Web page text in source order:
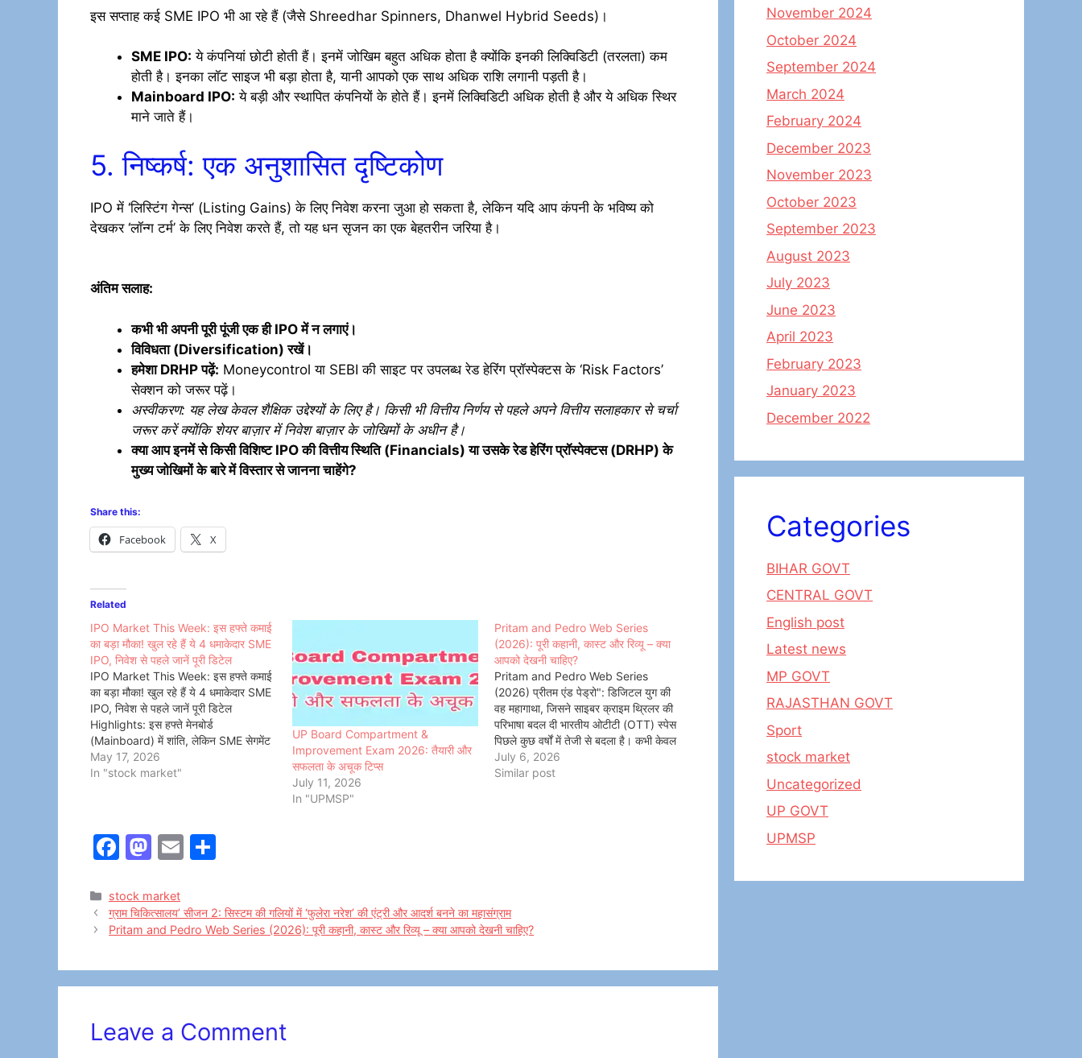
इस सप्ताह कई SME IPO भी आ रहे हैं (जैसे Shreedhar Spinners, Dhanwel Hybrid Seeds)।
SME IPO: ये कंपनियां छोटी होती हैं। इनमें जोखिम बहुत अधिक होता है क्योंकि इनकी लिक्विडिटी (तरलता) कम
होती है। इनका लॉट साइज भी बड़ा होता है, यानी आपको एक साथ अधिक राशि लगानी पड़ती है।
Mainboard IPO: ये बड़ी और स्थापित कंपनियों के होते हैं। इनमें लिक्विडिटी अधिक होती है और ये अधिक स्थिर
माने जाते हैं।
5. निष्कर्ष: एक अनुशासित दृष्टिकोण
IPO में ‘लिस्टिंग गेन्स’ (Listing Gains) के लिए निवेश करना जुआ हो सकता है, लेकिन यदि आप कंपनी के भविष्य को
देखकर ‘लॉन्ग टर्म’ के लिए निवेश करते हैं, तो यह धन सृजन का एक बेहतरीन जरिया है।
अंतिम सलाह:
कभी भी अपनी पूरी पूंजी एक ही IPO में न लगाएं।
विविधता (Diversification) रखें।
हमेशा DRHP पढ़ें: Moneycontrol या SEBI की साइट पर उपलब्ध रेड हेरिंग प्रॉस्पेक्टस के ‘Risk Factors’
सेक्शन को जरूर पढ़ें।
अस्वीकरण: यह लेख केवल शैक्षिक उद्देश्यों के लिए है। किसी भी वित्तीय निर्णय से पहले अपने वित्तीय सलाहकार से चर्चा
जरूर करें क्योंकि शेयर बाज़ार में निवेश बाज़ार के जोखिमों के अधीन है।
क्या आप इनमें से किसी विशिष्ट IPO की वित्तीय स्थिति (Financials) या उसके रेड हेरिंग प्रॉस्पेक्टस (DRHP) के
मुख्य जोखिमों के बारे में विस्तार से जानना चाहेंगे?
Share this:
Facebook X
Related
IPO Market This Week: इस हफ्ते कमाई
का बड़ा मौका! खुल रहे हैं ये 4 धमाकेदार SME
IPO, निवेश से पहले जानें पूरी डिटेल
IPO Market This Week: इस हफ्ते कमाई
का बड़ा मौका! खुल रहे हैं ये 4 धमाकेदार SME
IPO, निवेश से पहले जानें पूरी डिटेल
Highlights: इस हफ्ते मेनबोर्ड
(Mainboard) में शांति, लेकिन SME सेगमेंट
में भारी हलचल। NFP Sampoorna
Foods से लेकर Vegorama Punjabi
May 17, 2026
In "stock market"
UP Board Compartment &
Improvement Exam 2026: तैयारी और
सफलता के अचूक टिप्स
July 11, 2026
In "UPMSP"
Pritam and Pedro Web Series
(2026): पूरी कहानी, कास्ट और रिव्यू – क्या
आपको देखनी चाहिए?
Pritam and Pedro Web Series
(2026) प्रीतम एंड पेड्रो": डिजिटल युग की
वह महागाथा, जिसने साइबर क्राइम थ्रिलर की
परिभाषा बदल दी भारतीय ओटीटी (OTT) स्पेस
पिछले कुछ वर्षों में तेजी से बदला है। कभी केवल
'क्राइम-ड्रामे' के नाम पर डार्क और हिंसक शो
का बोलबाला था, तो कभी कॉमेडी…
July 6, 2026
Similar post
F
c
e
o
k
M
st
o
o
E
l
e
Categories
stock market
ग्राम चिकित्सालय’ सीजन 2: सिस्टम की गलियों में ‘फुलेरा नरेश’ की एंट्री और आदर्श बनने का महासंग्राम
Pritam and Pedro Web Series (2026): पूरी कहानी, कास्ट और रिव्यू – क्या आपको देखनी चाहिए?
Leave a Comment
November 2024
October 2024
September 2024
March 2024
February 2024
December 2023
November 2023
October 2023
September 2023
August 2023
July 2023
June 2023
April 2023
February 2023
January 2023
December 2022
Categories
BIHAR GOVT
CENTRAL GOVT
English post
Latest news
MP GOVT
RAJASTHAN GOVT
Sport
stock market
Uncategorized
UP GOVT
UPMSP